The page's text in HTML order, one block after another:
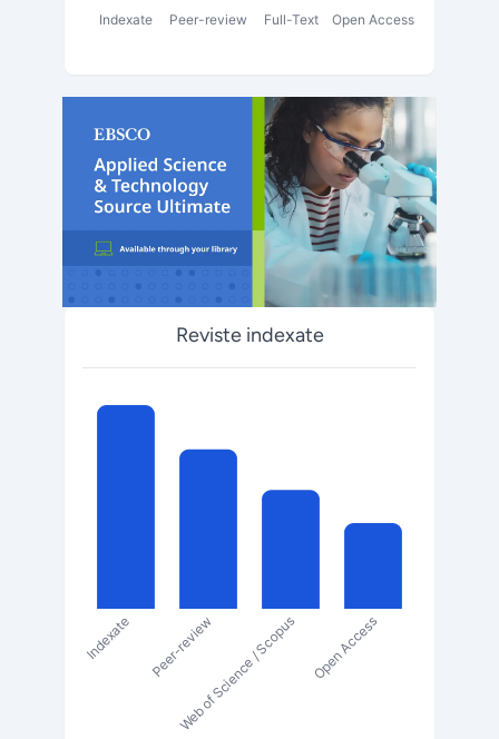
Indexate Peer-review Full-Text Open Access
Reviste indexate
Indexate Peer-review
Web of Science / Scopus Open Access